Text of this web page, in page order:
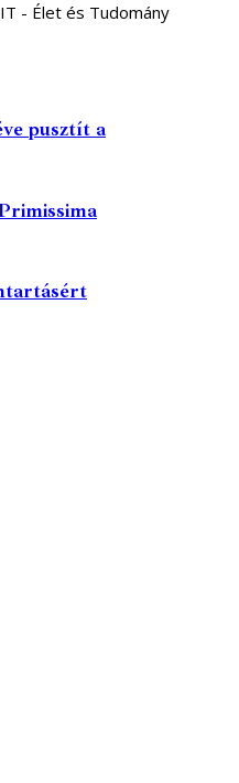
- Élet és Tudomány
pusztít a